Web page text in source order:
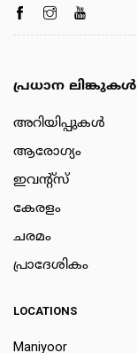
പ്രധാന ലിങ്കുകൾ
അറിയിപ്പുകള്‍
ആരോഗ്യം
ഇവന്റ്സ്
കേരളം
ചരമം
പ്രാദേശികം
LOCATIONS
Maniyoor